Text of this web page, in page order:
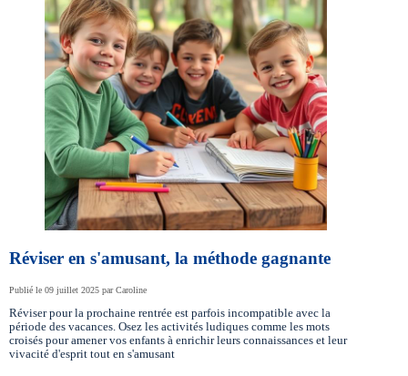
Réviser en s'amusant, la méthode gagnante
Publié le 09 juillet 2025 par Caroline
Réviser pour la prochaine rentrée est parfois incompatible avec la
période des vacances. Osez les activités ludiques comme les mots
croisés pour amener vos enfants à enrichir leurs connaissances et leur
vivacité d'esprit tout en s'amusant